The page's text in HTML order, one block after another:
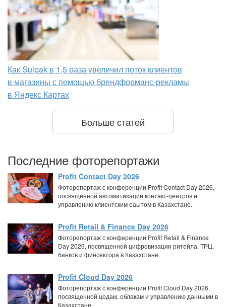
Как Sulpak в 1,5 раза увеличил поток клиентов
в магазины с помощью брендформанс-рекламы
в Яндекс Картах
Больше статей
Последние фоторепортажи
Profit Contact Day 2026
Фоторепортаж с конференции Profit Contact Day 2026,
посвященной автоматизации контакт-центров и
управлению клиентским оаытом в Казахстане.
Profit Retail & Finance Day 2026
Фоторепортаж с конференции Profit Retail & Finance
Day 2026, посвященной цифровизации ритейла, ТРЦ,
банков и финсектора в Казахстане.
Profit Cloud Day 2026
Фоторепортаж с конференции Profit Cloud Day 2026,
посвященной цодам, облакам и управлению данными в
Казахстане.